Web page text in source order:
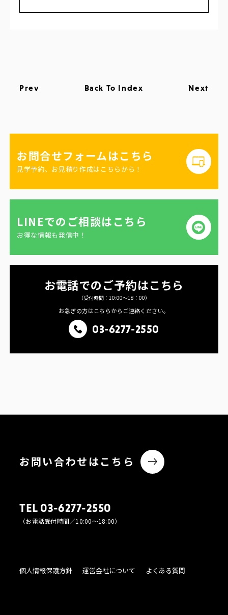
Prev Back To Index Next
お問合せフォームはこちら
見学予約、お見積り作成はこちらから！
LINEでのご相談はこちら
お得な情報も発信中！
お電話でのご予約はこちら
（受付時間：10:00〜18：00）
お急ぎの方はこちらからご連絡ください。
03-6277-2550
お問い合わせはこちら
TEL 03-6277-2550
（お電話受付時間／10:00〜18:00）
個人情報保護方針 運営会社について よくある質問